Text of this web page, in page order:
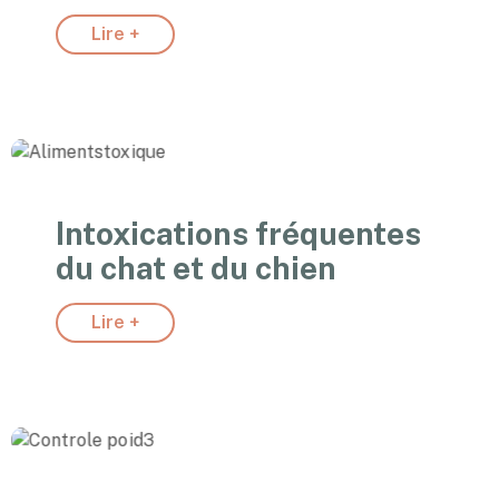
Lire +
Intoxications fréquentes
du chat et du chien
Lire +